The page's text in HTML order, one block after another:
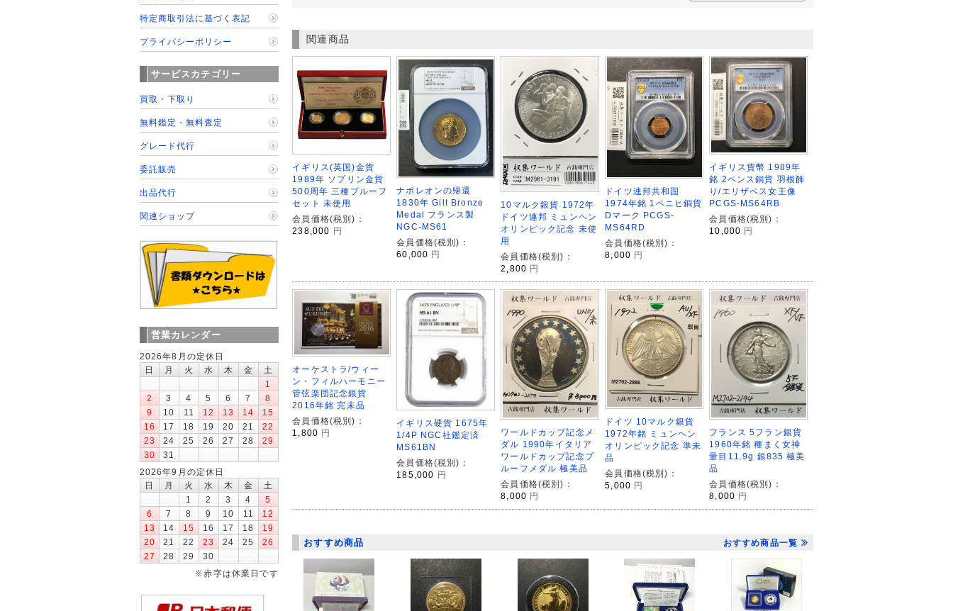
関連商品
イギリス(英国)金貨
1989年 ソプリン金貨
500周年 三種プルーフ
セット 未使用
会員価格(税別)：
238,000 円
ナポレオンの帰還
1830年 Gilt Bronze
Medal フランス製
NGC-MS61
会員価格(税別)：
60,000 円
10マルク銀貨 1972年
ドイツ連邦 ミュンヘン
オリンピック記念 未使
用
会員価格(税別)：
2,800 円
ドイツ連邦共和国
1974年銘 1ペニヒ銅貨
Dマーク PCGS-
MS64RD
会員価格(税別)：
8,000 円
イギリス貨幣 1989年
銘 2ペンス銅貨 羽根飾
り/エリザベス女王像
PCGS-MS64RB
会員価格(税別)：
10,000 円
オーケストラ/ウィー
ン・フィルハーモニー
管弦楽団記念銀貨
2016年銘 完未品
会員価格(税別)：
1,800 円
イギリス硬貨 1675年
1/4P NGC社鑑定済
MS61BN
会員価格(税別)：
185,000
円
ワールドカップ記念メ
ダル 1990年イタリア
ワールドカップ記念プ
ルーフメダル 極美品
会員価格(税別)：
8,000 円
ドイツ 10マルク銀貨
1972年銘 ミュンヘン
オリンピック記念 準未
品
会員価格(税別)：
5,000 円
フランス 5フラン銀貨
1960年銘 種まく女神
量目11.9g 銀835 極美
品
会員価格(税別)：
8,000 円
おすすめ商品 おすすめ商品一覧
特定商取引法に基づく表記
プライバシーポリシー
サービスカテゴリー
買取・下取り
無料鑑定・無料査定
グレード代行
委託販売
出品代行
関連ショップ
営業カレンダー
2026年8月の定休日
日
月 火 水 木 金
土
1
2
3 4 5 6 7
8
9
10 11 12 13 14
15
16
17 18 19 20 21
22
23
24 25 26 27 28
29
30
31
2026年9月の定休日
日
月 火 水 木 金
土
1
2 3 4
5
6
7 8 9 10 11
12
13
14 15 16 17 18
19
20
21 22 23 24 25
26
27
28 29
30
※赤字は休業日です